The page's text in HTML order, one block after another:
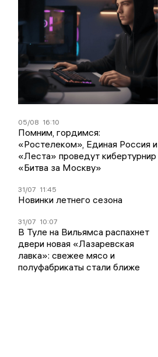
05/08 16:10
Помним, гордимся:
«Ростелеком», Единая Россия и
«Леста» проведут кибертурнир
«Битва за Москву»
31/07 11:45
Новинки летнего сезона
31/07 10:07
В Туле на Вильямса распахнет
двери новая «Лазаревская
лавка»: свежее мясо и
полуфабрикаты стали ближе